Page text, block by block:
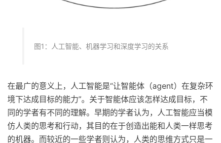
图1：人工智能、机器学习和深度学习的关系
在最广的意义上，人工智能是“让智能体（agent）在复杂环
境下达成目标的能力”。关于智能体应该怎样达成目标，不
同的学者有不同的理解。早期的学者认为，人工智能应当模
仿人类的思考和行动，其目的在于创造出能和人类一样思考
的机器。而较近的一些学者则认为，人类的思维方式只是一